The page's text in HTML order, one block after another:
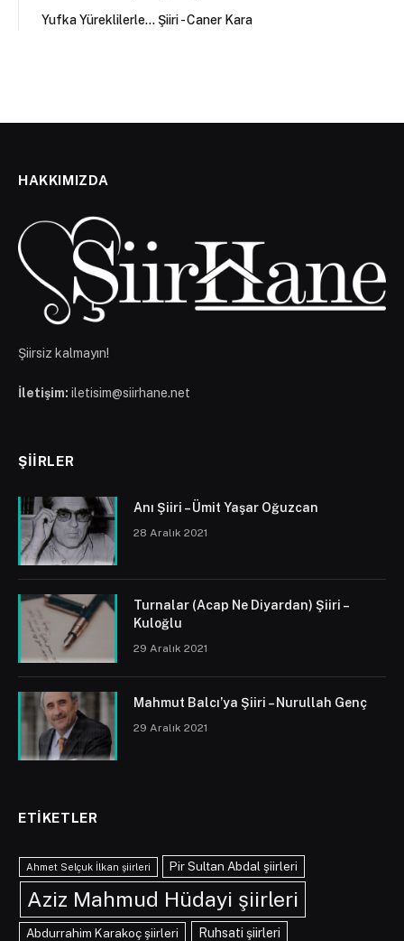
Yufka Yüreklilerle... Şiiri - Caner Kara
HAKKIMIZDA
Şiirsiz kalmayın!
İletişim: iletisim@siirhane.net
ŞIIRLER
Anı Şiiri – Ümit Yaşar Oğuzcan
28 Aralık 2021
Turnalar (Acap Ne Diyardan) Şiiri –
Kuloğlu
29 Aralık 2021
Mahmut Balcı’ya Şiiri – Nurullah Genç
29 Aralık 2021
ETIKETLER
Ahmet Selçuk İlkan şiirleri Pir Sultan Abdal şiirleri
Aziz Mahmud Hüdayi şiirleri
Abdurrahim Karakoç şiirleri Ruhsati şiirleri